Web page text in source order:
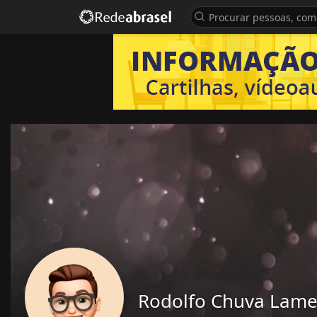
Rodolfo Chuva